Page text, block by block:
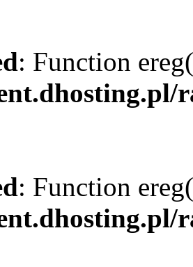
: Function
: Function